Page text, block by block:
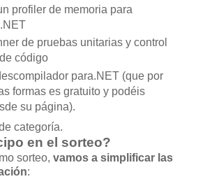
profiler de memoria para
de pruebas unitarias y control
código
para.NET (que por
formas es gratuito y podéis
su página).
categoría.
en el sorteo?
sorteo, vamos a simplificar las
: